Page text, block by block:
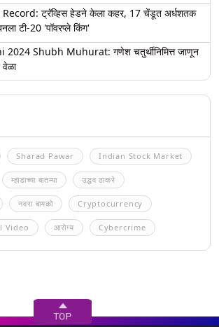
ट्रॅव्हिस हेडने केला कहर, 17 चेंडूत अर्धशतक
टी-20 'पॉवरप्ले किंग'
Shubh Muhurat: गणेश चतुर्थीनिमित्त जाणून
वेळा
Sharad Pawar Indian Stock Market
म्हाडाच्या बातम्या उद्धव ठाकरे
नवरा बायको Cryptocurrency
Video आरोग्य Cybercrime